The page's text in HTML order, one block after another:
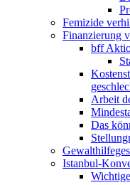
Femizide
Finanzierung
bff
Arbeit
Das
Istanbul-